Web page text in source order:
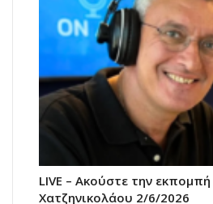
LIVE – Ακούστε την
Χατζηνικολάου 2/6/2026